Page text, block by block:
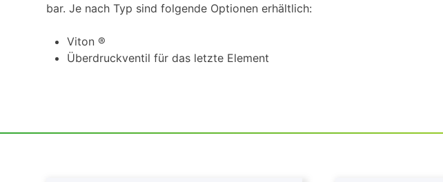
bar. Je nach Typ sind folgende Optionen erhältlich:
Viton ®
Überdruckventil für das letzte Element